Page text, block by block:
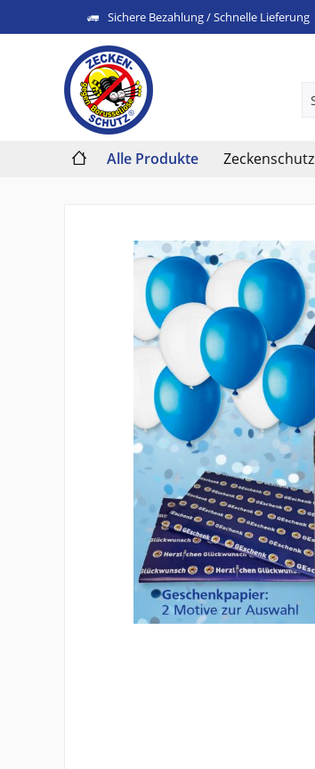
Sichere Bezahlung / Schnelle Lieferung
Alle Produkte Zeckenschutz